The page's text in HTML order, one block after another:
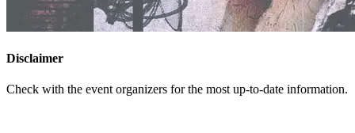
Disclaimer
Check with the event organizers for the most up-to-date information.